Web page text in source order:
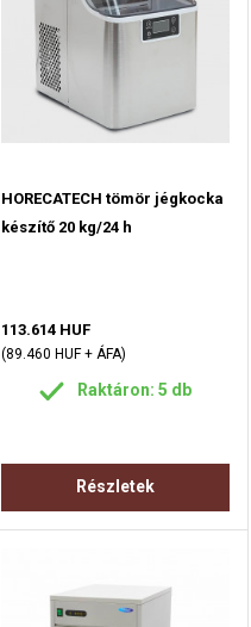
HORECATECH tömör jégkocka
készítő 20 kg/24 h
113.614 HUF
(89.460 HUF + ÁFA)
Raktáron: 5 db
Részletek